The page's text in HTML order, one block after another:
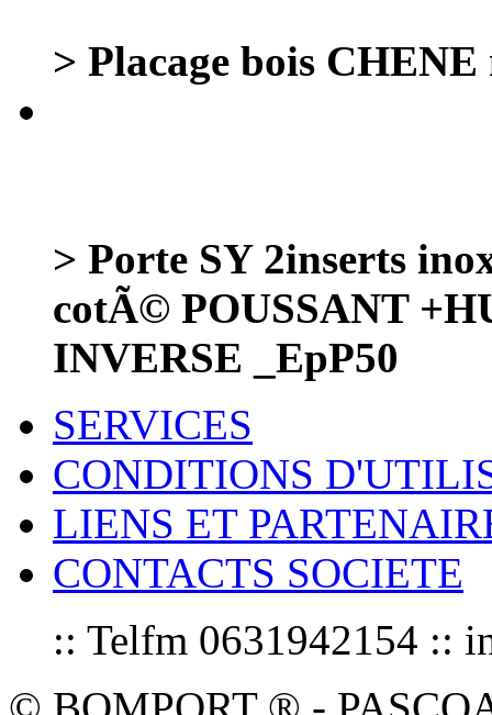
> Placage bois
> Porte SY 2inserts
cotÃ© POUSSANT
INVERSE _EpP50
SERVICES
CONDITIONS
LIENS ET
CONTACTS SOCIETE
:: Telfm 0631942154 ::